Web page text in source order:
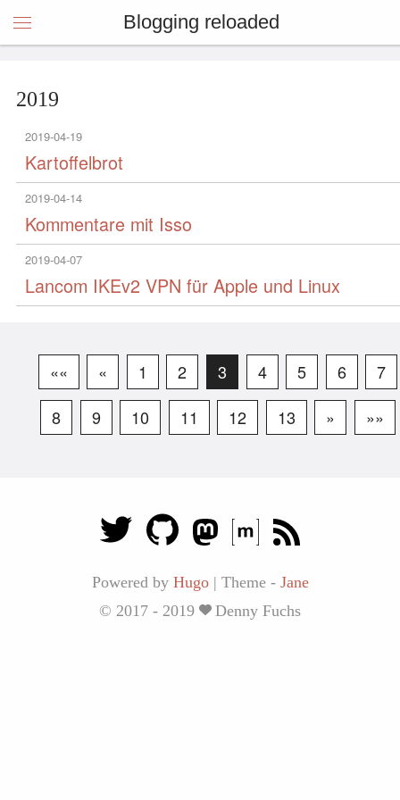
Blogging reloaded
2019
2019-04-19
Kartoffelbrot
2019-04-14
Kommentare mit Isso
2019-04-07
Lancom IKEv2 VPN für Apple und Linux
«« « 1 2 3 4 5 6
7
8
9 10 11 12 13 » »»
Powered by Hugo | Theme - Jane
© 2017 - 2019
Denny Fuchs